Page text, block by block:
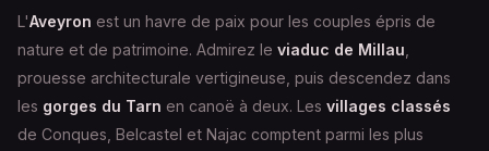
L'Aveyron est un havre de paix pour les couples épris de
nature et de patrimoine. Admirez le viaduc de Millau
prouesse architecturale vertigineuse, puis descendez dans
les gorges du Tarn en canoë à deux. Les villages classés
de Conques, Belcastel et Najac comptent parmi les plus